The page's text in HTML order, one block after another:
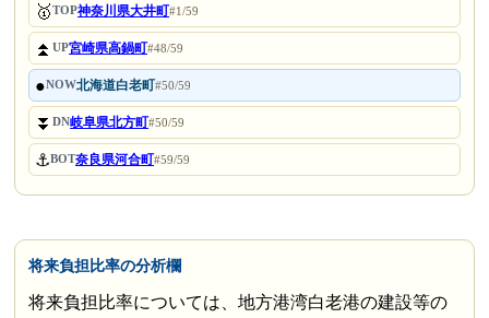
🥇TOP神奈川県大井町#1/59
⏫UP宮崎県高鍋町#48/59
●NOW北海道白老町#50/59
⏬DN岐阜県北方町#50/59
⚓BOT奈良県河合町#59/59
将来負担比率の分析欄
将来負担比率については、地方港湾白老港の建設等の